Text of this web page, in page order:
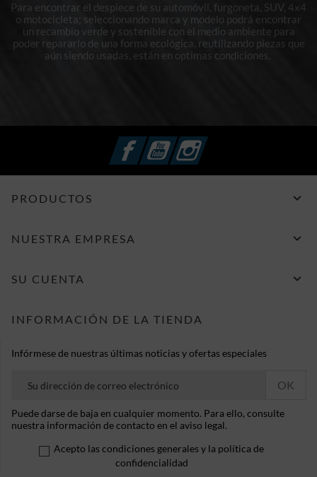
Para encontrar el despiece de su automóvil, furgoneta, SUV, 4x4
o motocicleta; seleccionando marca y modelo podrá encontrar
un recambio verde y sostenible con el medio ambiente para
poder repararlo de una forma ecológica, reutilizando piezas que
aún siendo usadas, están en optimas condiciones.
FacebookYouTubeInstagram
PRODUCTOS 
NUESTRA EMPRESA 
SU CUENTA 
INFORMACIÓN DE LA TIENDA
Infórmese de nuestras últimas noticias y ofertas especiales
Puede darse de baja en cualquier momento. Para ello, consulte
nuestra información de contacto en el aviso legal.
Acepto las condiciones generales y la política de
confidencialidad